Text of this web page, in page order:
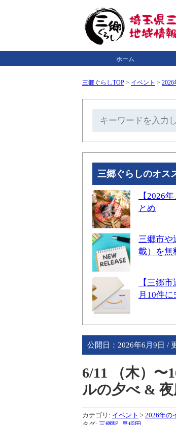
ホーム
三郷ぐらしTOP > イベント > 2026
三郷ぐらしのオス
【2026
とめ
三郷市や
載）を無
【三郷
月10件
公開日： 2026年6月9日 /
6/11 （木）〜
ルの夕べ &
カテゴリ: イベント > 2026年の